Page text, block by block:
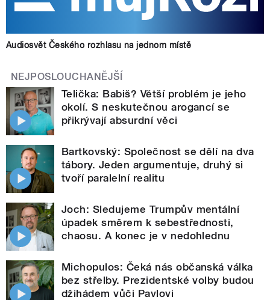
Audiosvět Českého rozhlasu na jednom místě
NEJPOSLOUCHANĚJŠÍ
Telička: Babiš? Větší problém je jeho
okolí. S neskutečnou arogancí se
přikrývají absurdní věci
Bartkovský: Společnost se dělí na dva
tábory. Jeden argumentuje, druhý si
tvoří paralelní realitu
Joch: Sledujeme Trumpův mentální
úpadek směrem k sebestřednosti,
chaosu. A konec je v nedohlednu
Michopulos: Čeká nás občanská válka
bez střelby. Prezidentské volby budou
džihádem vůči Pavlovi